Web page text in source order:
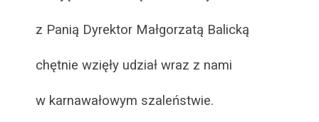
z Panią Dyrektor Małgorzatą Balicką
chętnie wzięły udział wraz z nami
w karnawałowym szaleństwie.